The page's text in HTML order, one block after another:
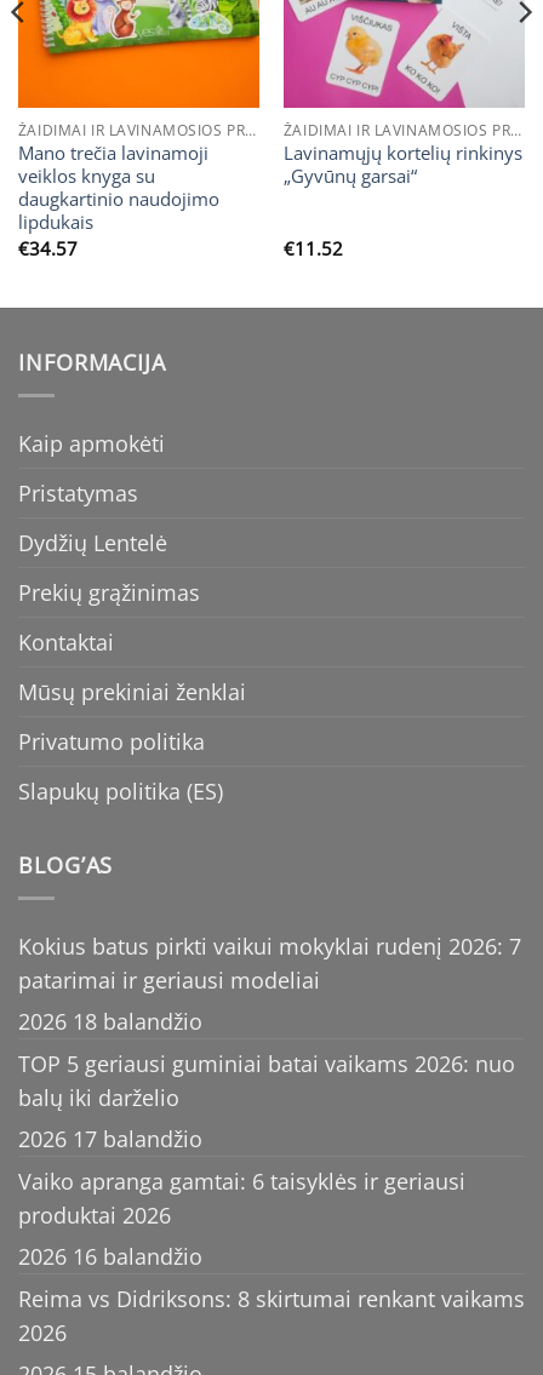
ŽAIDIMAI IR LAVINAMOSIOS PRIEMONĖS / LAVINAMOSIOS KNYGOS
Mano trečia lavinamoji
veiklos knyga su
daugkartinio naudojimo
lipdukais
€34.57
ŽAIDIMAI IR LAVINAMOSIOS PRIEMONĖS / LAVINAMOSIOS KORTELĖS
Lavinamųjų kortelių rinkinys
„Gyvūnų garsai“
€11.52
INFORMACIJA
Kaip apmokėti
Pristatymas
Dydžių Lentelė
Prekių grąžinimas
Kontaktai
Mūsų prekiniai ženklai
Privatumo politika
Slapukų politika (ES)
BLOG’AS
Kokius batus pirkti vaikui mokyklai rudenį 2026: 7
patarimai ir geriausi modeliai
2026 18 balandžio
TOP 5 geriausi guminiai batai vaikams 2026: nuo
balų iki darželio
2026 17 balandžio
Vaiko apranga gamtai: 6 taisyklės ir geriausi
produktai 2026
2026 16 balandžio
Reima vs Didriksons: 8 skirtumai renkant vaikams
2026